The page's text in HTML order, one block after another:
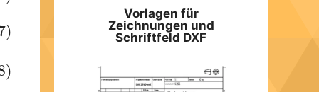
Vorlagen für
Zeichnungen und
Schriftfeld DXF